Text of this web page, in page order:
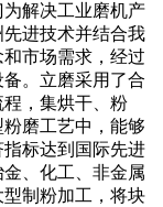
解决工业磨机产
进技术并结合我
市场需求，经过
。立磨采用了合
，集烘干、粉
磨工艺中，能够
标达到国际先进
、化工、非金属
制粉加工，将块